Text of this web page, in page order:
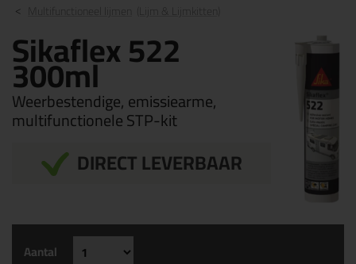
Multifunctioneel lijmen
Sikaflex 522
300ml
Weerbestendige, emissiearme,
multifunctionele STP-kit
DIRECT LEVERBAAR
Aantal